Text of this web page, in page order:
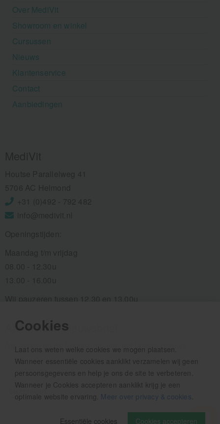
Cookies
Laat ons weten welke cookies we mogen plaatsen.
Wanneer essentiële cookies aanklikt verzamelen wij geen
persoonsgegevens en help je ons de site te verbeteren.
Wanneer je Cookies accepteren aanklikt krijg je een
optimale website ervaring. Meer over privacy & cookies
Cookies accepteren
Essentiële cookies
Over MediVit
Showroom en winkel
Cursussen
Nieuws
Klantenservice
Contact
Aanbiedingen
Wij pauzeren tussen 12.30 en 13.00u
Aanmelden nieuwsbrief
Als eerste op de hoogte zijn van het laatste nieuws: